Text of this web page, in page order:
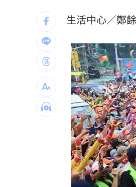
艾菩樂7局失1分
兆基債務風暴！
運發中心官網
揭家族故事 沈
熟齡經濟藍海！
出國注意！桃機
獨／文博會爆
生活中心／鄭